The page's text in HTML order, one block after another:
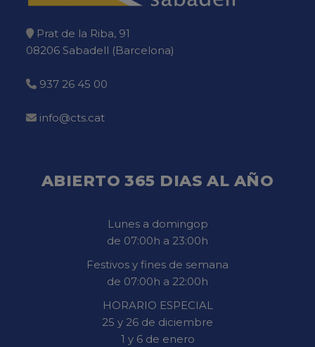
Prat de la Riba, 91
08206 Sabadell (Barcelona)
937 26 45 00
info@cts.cat
ABIERTO 365 DIAS AL AÑO
Lunes a domingop
de 07:00h a 23:00h
Festivos y fines de semana
de 07:00h a 22:00h
HORARIO ESPECIAL
25 y 26 de diciembre
1 y 6 de enero